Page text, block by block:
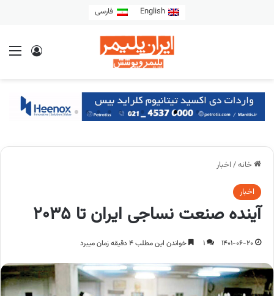
English فارسی
خانه/ اخبار
اخبار
آینده صنعت نساجی ایران تا 2035
1401-06-20
1 خواندن این مطلب 4 دقیقه زمان میبرد